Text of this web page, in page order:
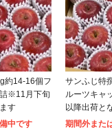
約14-16個フ
※11月下旬
す
中です
サンふじ特
ルーツキャ
以降出荷と
期間外また